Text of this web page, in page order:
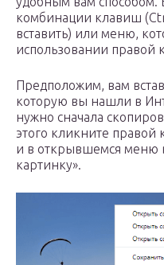
комбинации клавиш
вставить) или меню,
использовании
Предположим, вам
которую вы нашли в
нужно сначала
этого кликните
и в открывшемся меню
картинку».